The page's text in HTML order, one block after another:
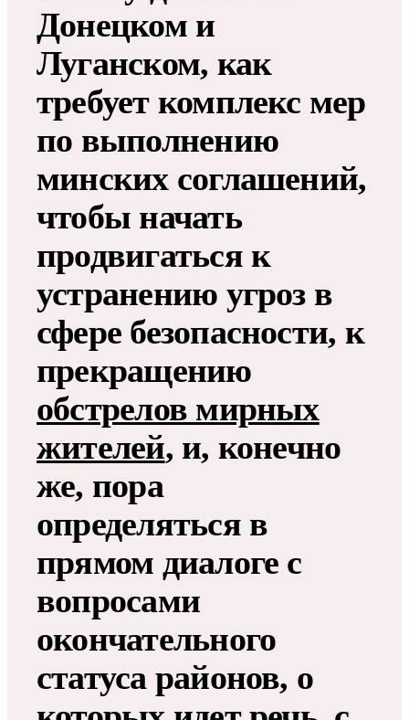
Донецком и
Луганском, как
требует комплекс мер
по выполнению
минских соглашений,
чтобы начать
продвигаться к
устранению угроз в
сфере безопасности, к
прекращению
обстрелов мирных
жителей, и, конечно
же, пора
определяться в
прямом диалоге с
вопросами
окончательного
статуса районов, о